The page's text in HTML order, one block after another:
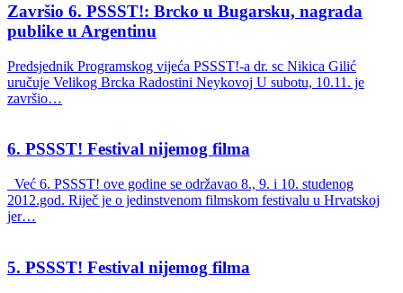
Završio 6. PSSST!: Brcko u Bugarsku, nagrada
publike u Argentinu
Predsjednik Programskog vijeća PSSST!-a dr. sc Nikica Gilić
uručuje Velikog Brcka Radostini Neykovoj U subotu, 10.11. je
završio…
6. PSSST! Festival nijemog filma
Već 6. PSSST! ove godine se održavao 8., 9. i 10. studenog
2012.god. Riječ je o jedinstvenom filmskom festivalu u Hrvatskoj
jer…
5. PSSST! Festival nijemog filma